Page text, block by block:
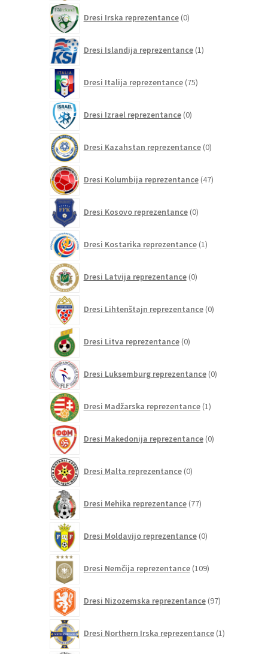
Dresi Irska reprezentance 0izdelkov
Dresi Islandija reprezentance 1izdelek
Dresi Italija reprezentance 75izdelkov
Dresi Izrael reprezentance 0izdelkov
Dresi Kazahstan reprezentance 0izdelkov
Dresi Kolumbija reprezentance 47izdelkov
Dresi Kosovo reprezentance 0izdelkov
Dresi Kostarika reprezentance 1izdelek
Dresi Latvija reprezentance 0izdelkov
Dresi Lihtenštajn reprezentance 0izdelkov
Dresi Litva reprezentance 0izdelkov
Dresi Luksemburg reprezentance 0izdelkov
Dresi Madžarska reprezentance 1izdelek
Dresi Makedonija reprezentance 0izdelkov
Dresi Malta reprezentance 0izdelkov
Dresi Mehika reprezentance 77izdelkov
Dresi Moldavijo reprezentance 0izdelkov
Dresi Nemčija reprezentance 109izdelkov
Dresi Nizozemska reprezentance 97izdelkov
Dresi Northern Irska reprezentance 1izdelek